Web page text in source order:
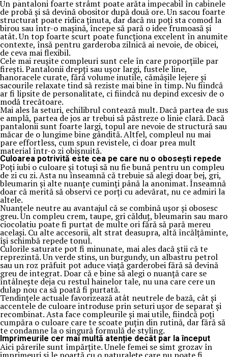
Un pantaloni foarte strâmt poate arăta impecabil în cabinele
de probă și să devină obositor după două ore. Un sacou foarte
structurat poate ridica ținuta, dar dacă nu poți sta comod la
birou sau într-o mașină, începe să pară o idee frumoasă și
atât. Un top foarte scurt poate funcționa excelent în anumite
contexte, însă pentru garderoba zilnică ai nevoie, de obicei,
de ceva mai flexibil.
Cele mai reușite compleuri sunt cele în care proporțiile par
firești. Pantalonii drepți sau ușor largi, fustele line,
hanoracele curate, fără volume inutile, cămășile lejere și
sacourile relaxate tind să reziste mai bine în timp. Nu fiindcă
ar fi lipsite de personalitate, ci fiindcă nu depind excesiv de o
modă trecătoare.
Mai ales la seturi, echilibrul contează mult. Dacă partea de sus
e amplă, partea de jos ar trebui să păstreze o linie clară. Dacă
pantalonii sunt foarte largi, topul are nevoie de structură sau
măcar de o lungime bine gândită. Altfel, compleul nu mai
pare effortless, cum spun revistele, ci doar prea mult
material într-o zi obișnuită.
Culoarea potrivită este cea pe care nu o obosești repede
Poți iubi o culoare și totuși să nu fie bună pentru un compleu
de zi cu zi. Asta nu înseamnă că trebuie să alegi doar bej, gri,
bleumarin și alte nuanțe cuminți până la anonimat. Înseamnă
doar că merită să observi ce porți cu adevărat, nu ce admiri la
altele.
Nuanțele neutre au avantajul că se combină ușor și obosesc
greu. Un compleu crem, taupe, gri călduț, bleumarin sau maro
ciocolatiu poate fi purtat de multe ori fără să pară mereu
același. Cu alte accesorii, alt strat deasupra, altă încălțăminte,
își schimbă repede tonul.
Culorile saturate pot fi minunate, mai ales dacă știi că te
reprezintă. Un verde stins, un burgundy, un albastru petrol
sau un roz prăfuit pot aduce viață garderobei fără să devină
greu de integrat. Doar că e bine să alegi o nuanță care se
întâlnește deja cu restul hainelor tale, nu una care cere un
dulap nou ca să poată fi purtată.
Tendințele actuale favorizează atât neutrele de bază, cât și
accentele de culoare introduse prin seturi ușor de separat și
recombinat. Asta face compleurile și mai utile, fiindcă poți
cumpăra o culoare care te scoate puțin din rutină, dar fără să
te condamne la o singură formulă de styling.
Imprimeurile cer mai multă atenție decât par la început
Aici părerile sunt împărțite. Unele femei se simt grozav în